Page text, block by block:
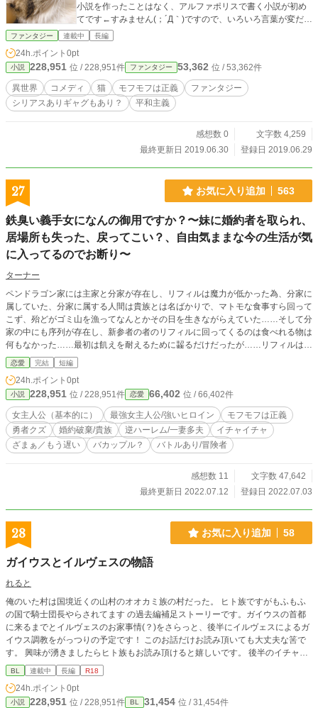
小説を作ったことはなく、アルファポリスで書く小説が初め
てです←すみません(；´Д｀)ですので、いろいろ言葉が変だっ
たり、話がおかしかったりするかもしれませんがご了承くだ
とかがまとまっておらず、ぱっと思いついた瞬間に書こうか
なと思ってます←不定期投稿になると思いますスンマセン＜
(_ _)＞！ この物語の主人公 『貴虎 玲音（きとら れお）』
は、とても猫好きで、夢だった（小さな）猫カフェを経営す
ることに成功！ ですが現実はそう甘くなく、なかなか繁盛せ
せたらな〜（絶対無理だけどw）」と洗顔中にそう鏡に呟く
れ、床をすり抜けて謎の異空間に入っていくという物理的に
ありえない法則をガン無視し、玲音はなんやかんやでその異
は？ …と、いうね、まあ、うん、その、ね、あの〜…です
ね…まあなんでもアリな話ですね( ´ཫ` )←ほんとにスンマセン
💧 こんな話ですが、気長に見ていただけたらいいなと思って
ます！ アルファポリスについてもまだ詳しく知らないので、
こんな感じで大丈夫でしょうか(；´Д｀)？←心配症 いろいろ
未熟なところが多いですが、何卒宜しくお願いします┏oﾍﾟｺ
ファンタジー 連載中 長編
24h.ポイント 0pt
小説 228,951 位 / 228,951件 ファンタジー 53,362 位 / 53,362件
異世界 コメディ 猫 モフモフは正義
ファンタジー
シリアスありギャグもあり？
平和主義
感想数 0
文字数 4,259
最終更新日 2019.06.30
登録日 2019.06.29
27 お気に入り追加 563
鉄臭い義手女になんの御用ですか？〜妹に婚約者を取られ、
居場所も失った、戻ってこい？、自由気ままな今の生活が気
に入ってるのでお断り〜
ターナー
ペンドラゴン家には主家と分家が存在し、リフィルは魔力が低かった為、分家に
属していた、分家に属する人間は貴族とは名ばかりで、マトモな食事すら回って
こず、殆どがゴミ山を漁ってなんとかその日を生きながらえていた……そして分
家の中にも序列が存在し、新参者の者のリフィルに回ってくるのは食べれる物は
何もなかった……最初は飢えを耐えるために齧るだけだったが……リフィルはど
うせ飢え死ぬならと覚悟を決めて鉄屑やジャンク品を食べ始める、竜人の胃袋と
体は思った以上に頑丈、奇しくも生き残ることに成功………しかしその偏食のせ
いか、竜人族の中でも変異中の変異種、機竜人になってしまう、主人公リフィ
ル・ペンドラゴン、妹のシャーリー・ペンドラゴンと一緒に、魔王を倒すための
旅に出ることになる……力ある者の責務として、ペンドラゴン家からは代々、勇
者パーティーへと主家と分家から一人ずつ参加しなければならない……魔王を倒
す為の旅をして数年経ったある日、リフィルは勇者パーティーから追放、ついで
にいつのまにかシャーリーと出来ていたのか、将来を誓い合ったはずのロゴミス
い、これからは魔王を倒すためとか、世界を救うとか、そんな大きな事は目指さ
ず、自由に気ままに生きてみようと思い、冒険者になる事を決意する………一
方、勇者パーティーは気づかなかった、今まで旅をしてこれたのはリフィルの力
が大きい事に………ひょんな事から契約した魔力はかなりあるが、うまく扱えな
い人狼の青年ルーガスと魔力が少ないが実力はあるリフィルのコンビを中心に、
いつの間にか集まってくる愉快な仲間達との絆を育む物語
恋愛 完結 短編
24h.ポイント 0pt
小説 228,951 位 / 228,951件 恋愛 66,402 位 / 66,402件
女主人公（基本的に） 最強女主人公/強いヒロイン
モフモフは正義
勇者クズ
婚約破棄/貴族 逆ハーレム/一妻多夫
イチャイチャ
ざまぁ／もう遅い
バカップル？ バトルあり/冒険者
感想数 11
文字数 47,642
最終更新日 2022.07.12
登録日 2022.07.03
28 お気に入り追加 58
ガイウスとイルヴェスの物語
れると
俺のいた村は国境近くの山村のオオカミ族の村だった。 ヒト族ですがもふもふ
の国で騎士団長やらされてます の過去編補足ストーリーです。ガイウスの首都
に来るまでとイルヴェスのお家事情(？)をさらっと、後半にイルヴェスによるガ
イウス調教をがっつりの予定です！ このお話だけお読み頂いても大丈夫な筈で
す。 興味が湧きましたらヒト族もお読み頂けると嬉しいです。 後半のイチャイ
チャシーンにはタイトル後※
BL 連載中 長編 R18
24h.ポイント 0pt
小説 228,951 位 / 228,951件 BL 31,454 位 / 31,454件